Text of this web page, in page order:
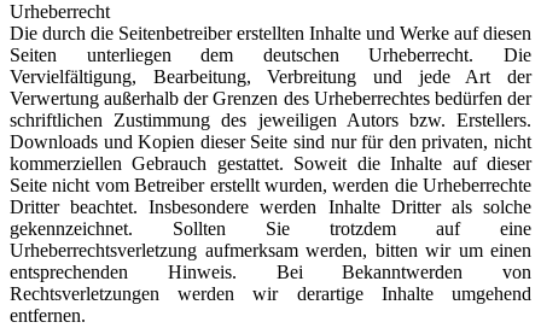
Urheberrecht
Die durch die Seitenbetreiber erstellten Inhalte und Werke auf diesen
Seiten unterliegen dem deutschen Urheberrecht. Die
Vervielfältigung, Bearbeitung, Verbreitung und jede Art der
Verwertung außerhalb der Grenzen des Urheberrechtes bedürfen der
schriftlichen Zustimmung des jeweiligen Autors bzw. Erstellers.
Downloads und Kopien dieser Seite sind nur für den privaten, nicht
kommerziellen Gebrauch gestattet. Soweit die Inhalte auf dieser
Seite nicht vom Betreiber erstellt wurden, werden die Urheberrechte
Dritter beachtet. Insbesondere werden Inhalte Dritter als solche
gekennzeichnet. Sollten Sie trotzdem auf eine
Urheberrechtsverletzung aufmerksam werden, bitten wir um einen
entsprechenden Hinweis. Bei Bekanntwerden von
Rechtsverletzungen werden wir derartige Inhalte umgehend
entfernen.